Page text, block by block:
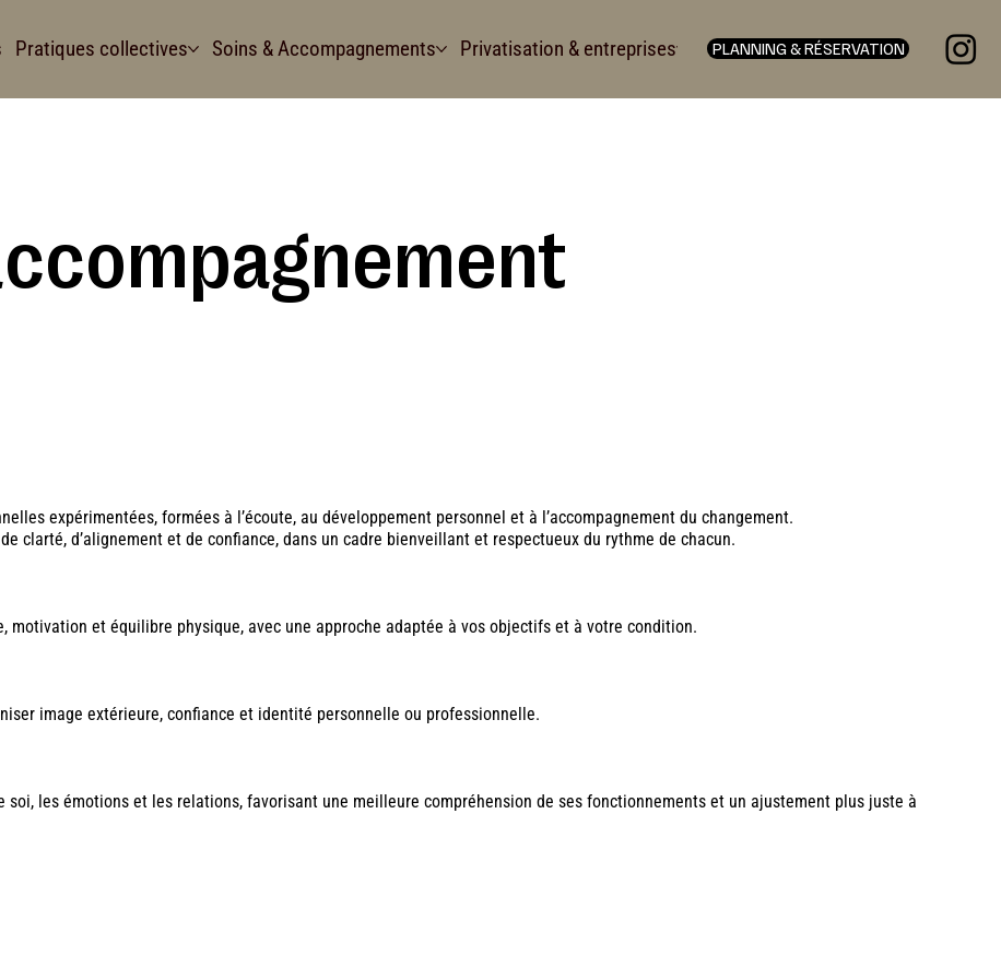
Pratiques collectives Soins & Accompagnements Privatisation & entreprises Tarifs Contact
PLANNING & RÉSERVATION
expérimentées, formées à l’écoute, au développement personnel et à l’accompagnement du changement.
clarté, d’alignement et de confiance, dans un cadre bienveillant et respectueux du rythme de chacun.
motivation et équilibre physique, avec une approche adaptée à vos objectifs et à votre condition.
image extérieure, confiance et identité personnelle ou professionnelle.
soi, les émotions et les relations, favorisant une meilleure compréhension de ses fonctionnements et un ajustement plus juste à